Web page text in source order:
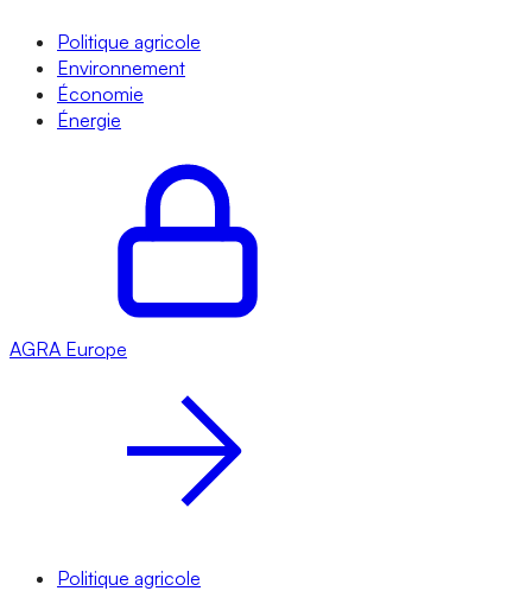
Politique agricole
Environnement
Économie
Énergie
AGRA Europe
Politique agricole